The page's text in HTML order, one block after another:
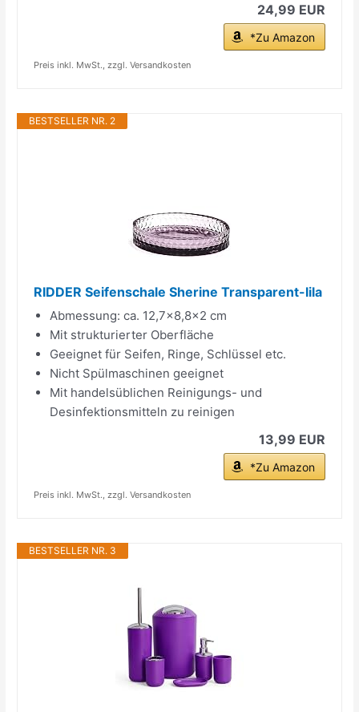
24,99 EUR
*Zu Amazon
Preis inkl. MwSt., zzgl. Versandkosten
BESTSELLER NR. 2
RIDDER Seifenschale Sherine Transparent-lila
Abmessung: ca. 12,7x8,8x2 cm
Mit strukturierter Oberfläche
Geeignet für Seifen, Ringe, Schlüssel etc.
Nicht Spülmaschinen geeignet
Mit handelsüblichen Reinigungs- und
Desinfektionsmitteln zu reinigen
13,99 EUR
*Zu Amazon
Preis inkl. MwSt., zzgl. Versandkosten
BESTSELLER NR. 3